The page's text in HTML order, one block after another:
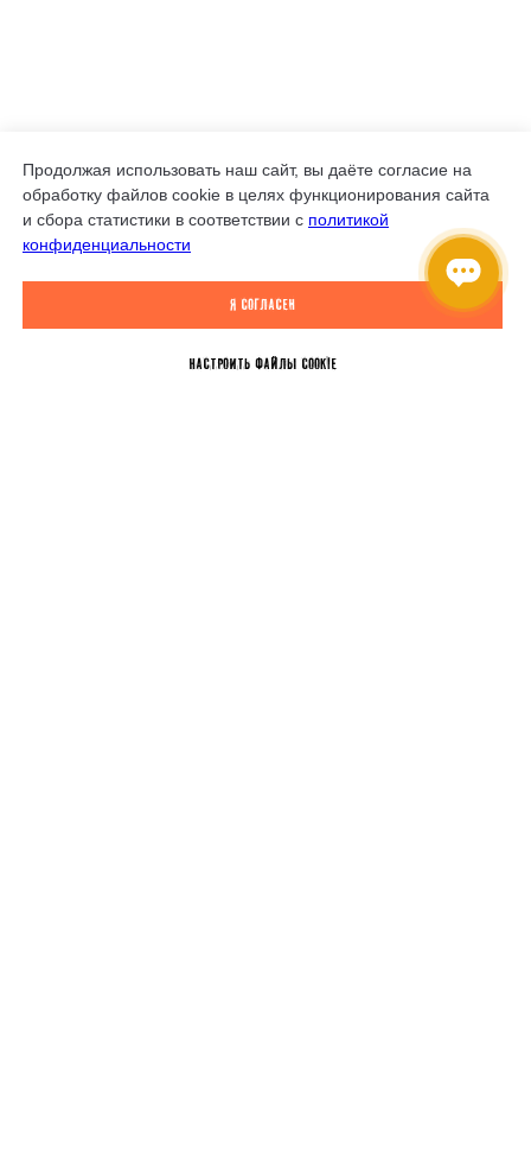
Продолжая использовать наш сайт, вы даёте согласие на
обработку файлов cookie в целях функционирования сайта
и сбора статистики в соответствии с политикой
конфиденциальности
Я согласен
Настроить файлы Cookie